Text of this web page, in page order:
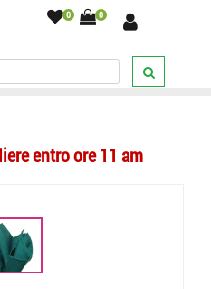
0 0
tinta unita/Fazzoletto da taschino
tinta unita italy
entro ore 11 am